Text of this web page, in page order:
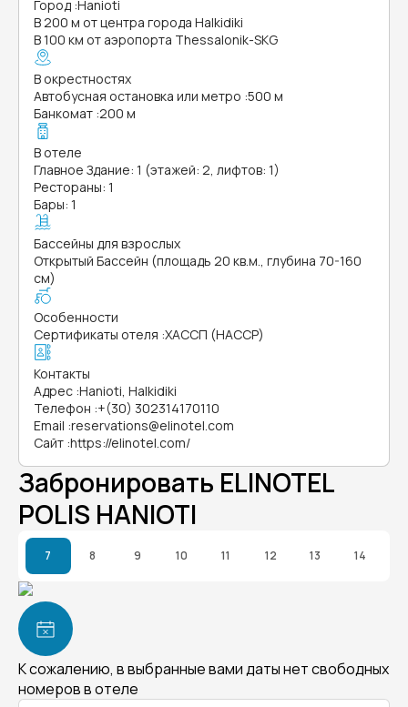
Город :Hanioti
В 200 м от центра города Halkidiki
В 100 км от аэропорта Thessalonik-SKG
В окрестностях
Автобусная остановка или метро :500 м
Банкомат :200 м
В отеле
Главное Здание: 1 (этажей: 2, лифтов: 1)
Рестораны: 1
Бары: 1
Бассейны для взрослых
Открытый Бассейн (площадь 20 кв.м., глубина 70-160
см)
Особенности
Сертификаты отеля :ХАССП (HACCP)
Контакты
Адрес :Hanioti, Halkidiki
Телефон :+(30) 302314170110
Email :reservations@elinotel.com
Сайт :https://elinotel.com/
Забронировать ELINOTEL
POLIS HANIOTI
7 8 9 10 11 12 13 14
К сожалению, в выбранные вами даты нет свободных
номеров в отеле